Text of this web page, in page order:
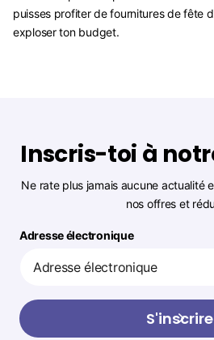
puisses profiter de fournitures de fête
exploser ton budget.
Inscris-toi à
Ne rate plus jamais aucune actualité
nos offres et
Adresse électronique
S'inscrire